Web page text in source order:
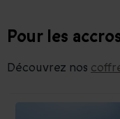
Pour les
Découvrez nos